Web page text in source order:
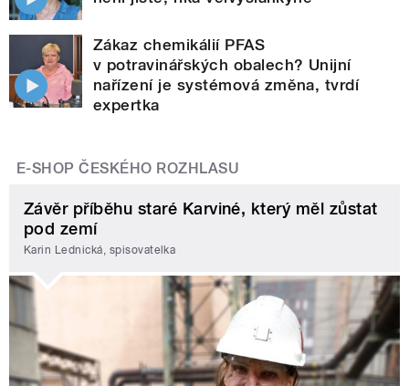
Zákaz chemikálií PFAS
v potravinářských obalech? Unijní
nařízení je systémová změna, tvrdí
expertka
E-SHOP ČESKÉHO ROZHLASU
Závěr příběhu staré Karviné, který měl zůstat
pod zemí
Karin Lednická, spisovatelka